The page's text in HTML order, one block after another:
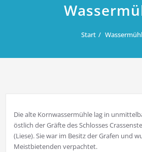
Start
Die alte Kornwassermühle lag in
östlich der Gräfte des Schlosses
(Liese). Sie war im Besitz der Grafen und
Meistbietenden verpachtet.